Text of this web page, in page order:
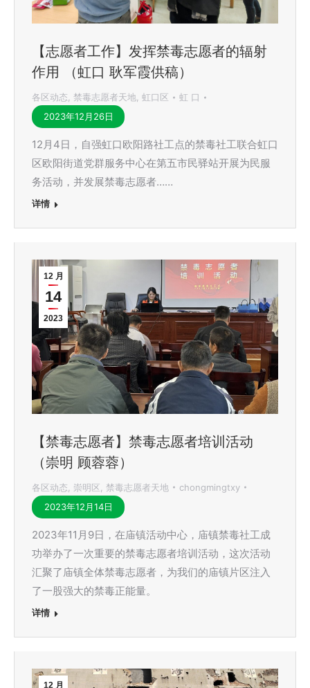
【志愿者工作】发挥禁毒志愿者的辐射
作用 （虹口 耿军霞供稿）
各区动态, 禁毒志愿者天地, 虹口区
虹 口
2023年12月26日
12月4日，自强虹口欧阳路社工点的禁毒社工联合虹口
区欧阳街道党群服务中心在第五市民驿站开展为民服
务活动，并发展禁毒志愿者……
详情
12 月
14
2023
【禁毒志愿者】禁毒志愿者培训活动
（崇明 顾蓉蓉）
各区动态 崇明区 禁毒志愿者天地
chongmingtxy
2023年12月14日
2023年11月9日，在庙镇活动中心，庙镇禁毒社工成
功举办了一次重要的禁毒志愿者培训活动，这次活动
汇聚了庙镇全体禁毒志愿者，为我们的庙镇片区注入
了一股强大的禁毒正能量。
详情
12 月